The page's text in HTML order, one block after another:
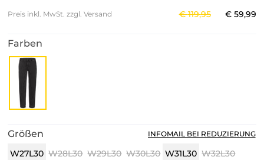
Preis inkl. MwSt. zzgl. Versand €119,95 € 59,99
Farben
Größen
W27L30 W28L30 W29L30 W30L30 W31L30 W32L30
INFOMAIL BEI REDUZIERUNG